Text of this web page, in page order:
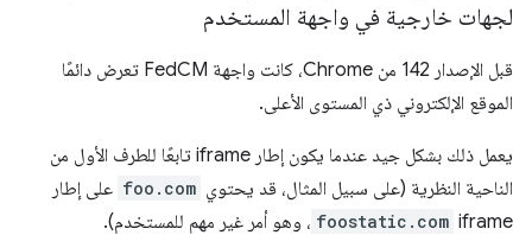
لجهات خارجية في واجهة المستخدم
قبل الإصدار 142 من Chrome، كانت واجهة FedCM تعرض دائمًا
الموقع الإلكتروني ذي المستوى الأعلى.
يعمل ذلك بشكل جيد عندما يكون إطار iframe تابعًا للطرف الأول من
الناحية النظرية (على سبيل المثال، قد يحتوي foo.com على إطار
iframe
foostatic.com ، وهو أمر غير مهم للمستخدم).